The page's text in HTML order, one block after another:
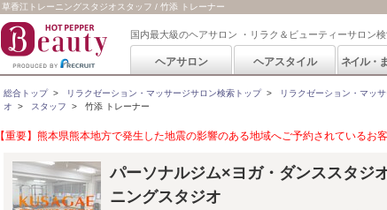
草香江トレーニングスタジオスタッフ / 竹添 トレーナー
国内最大級のヘアサロン ・リラク＆ビューティーサロン
ヘアサロン ヘアスタイル ネイル・
総合トップ> リラクゼーション・マッサージサロン検索トップ> リラクゼーション・マッ
オ > スタッフ > 竹添 トレーナー
【重要】熊本県熊本地方で発生した地震の影響のある地域へご予約されているお
パーソナルジム×ヨガ・ダンススタ
ニングスタジオ